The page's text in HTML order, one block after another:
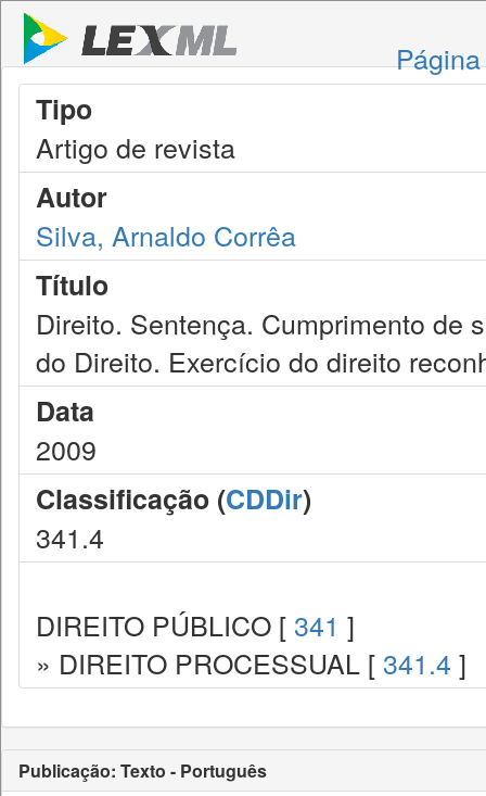
Tipo
Artigo de revista
Autor
Silva, Arnaldo Corrêa
Título
Direito. Sentença. Cumprimento de
do Direito. Exercício do direito
Data
2009
Classificação (CDDir)
341.4
DIREITO PÚBLICO [ 341 ]
» DIREITO PROCESSUAL [ 341.4 ]
Publicação: Texto - Português